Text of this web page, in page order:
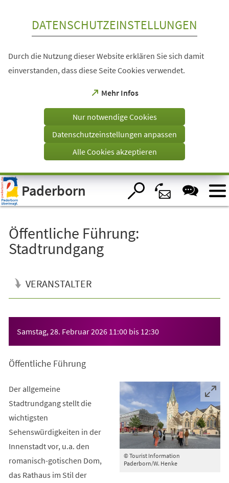
Visuelle
Assistenzsoftware
öffnen.
DATENSCHUTZEINSTELLUNGEN
Durch die Nutzung dieser Website erklären Sie sich damit
einverstanden, dass diese Seite Cookies verwendet.
Mehr Infos
(Öffnet
einem
Tab)
Nur notwendige Cookies
Datenschutzeinstellungen anpassen
Alle Cookies akzeptieren
Paderborn
Öffentliche Führung:
Stadtrundgang
VERANSTALTER
Samstag, 28. Februar 2026 11:00 bis 12:30
Öffentliche Führung
© Tourist Information
Paderborn/W. Henke
Der allgemeine
Stadtrundgang stellt die
wichtigsten
Sehenswürdigkeiten in der
Innenstadt vor, u.a. den
romanisch-gotischen Dom,
das Rathaus im Stil der